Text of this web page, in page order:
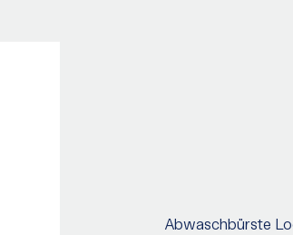
Abwaschbürste